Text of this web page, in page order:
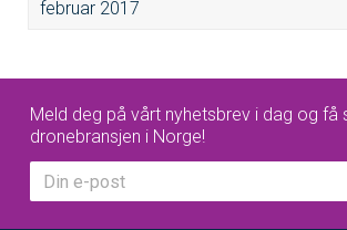
februar 2017
Meld deg på vårt nyhetsbrev i dag og få
dronebransjen i Norge!